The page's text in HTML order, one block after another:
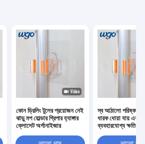
কোন ড্রিলিং টুলের প্রয়োজন নেই
ঝাড়ু মপ হোল্ডার গ্রিপার হ্যাঙ্গার
ক্লোসেট অর্গানাইজার
স্ব আঠালো
ধারক ধোয়া যায় এবং
ব্যবহারযোগ্য